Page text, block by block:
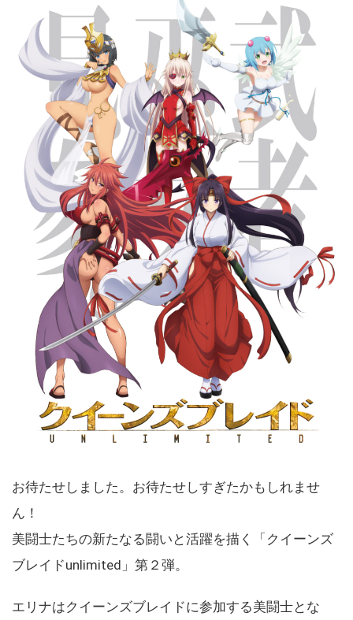
お待たせしました。お待たせしすぎたかもしれませ
ん！
美闘士たちの新たなる闘いと活躍を描く「クイーンズ
ブレイドunlimited」第２弾。
エリナはクイーンズブレイドに参加する美闘士とな